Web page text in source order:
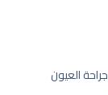
العيون